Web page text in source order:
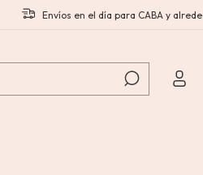
Envíos en el día para CABA y